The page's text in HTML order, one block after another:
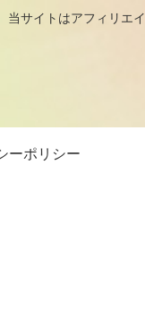
広告を利
ーポリシー